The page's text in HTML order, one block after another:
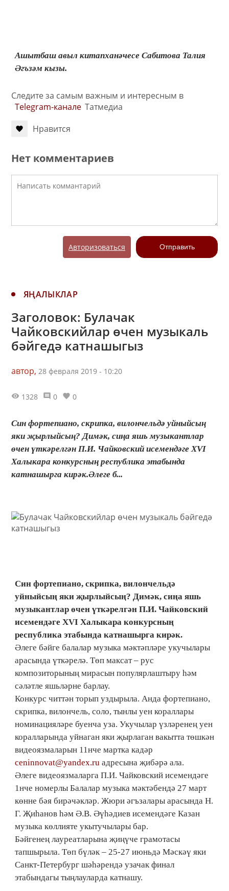
Ашытбаш авыл китапханәчесе Сабитова Талия
Әгъзәм кызы.
Следите за самым важным и интересным в
Telegram-канале Татмедиа
Нравится
Нет комментариев
Авторизоваться Отправить
ЯҢАЛЫКЛАР
Заголовок: Булачак
Чайковскийлар өчен музыкаль
бәйгедә катнашыгыз
автор, 28 февраля 2019 - 10:20
1328 0 0
Син фортепиано, скрипка, вилончельдә уйныйсың
яки җырлыйсың? Димәк, сиңа яшь музыкантлар
өчен үткәрелгән П.И. Чайковский исемендәге XVI
Халыкара конкурсның республика этабында
катнашырга кирәк.Әлеге б...
Син фортепиано, скрипка, вилончельдә
уйныйсың яки җырлыйсың? Димәк, сиңа яшь
музыкантлар өчен үткәрелгән П.И. Чайковский
исемендәге XVI Халыкара конкурсның
республика этабында катнашырга кирәк.
Әлеге бәйге балалар музыка мәктәпләре укучылары
арасында үткәрелә. Төп максат – рус
композиторының мирасын популярлаштыру һәм
сәләтле яшьләрне барлау.
Конкурс читтән торып уздырыла. Анда фортепиано,
скрипка, вилончель, соло, тынлы уен кораллары
номинацияләре буенча уза. Укучылар үзләренең уен
коралларында уйнаган яки җырлаган вакытта төшкән
видеоязмаларын 11нче мартка кадәр
ceninnovat@yandex.ru адресына җибәрә ала.
Әлеге видеоязмаларга П.И. Чайковский исемендәге
1нче номерлы Балалар музыка мәктәбендә 27 март
көнне бәя бирәчәкләр. Жюри әгъзалары арасында Н.
Г. Җиһанов һәм Ә.В. Әүһәдиев исемендәге Казан
музыка көллияте укытучылары бар.
Бәйгенең лауреатларына җиңүче грамотасы
тапшырыла. Төп бүләк – 25-27 июньдә Мәскәү яки
Санкт-Петербург шәһәрендә узачак финал
этабындагы тыңлауларда катнашу.